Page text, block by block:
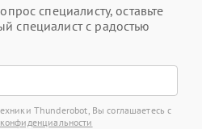
специалисту, оставьте
специалист с радостью
Thunderobot, Вы соглашаетесь с